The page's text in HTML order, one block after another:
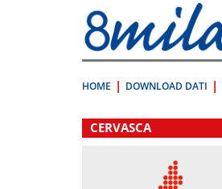
direttamente
a:
Contenuto
HOME DOWNLOAD DATI
.
CERVASCA